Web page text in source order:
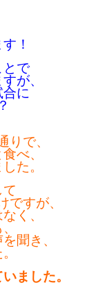
！
とで
が、
に
りで、
べ、
た。
ですが、
く、
聞き、
ました。